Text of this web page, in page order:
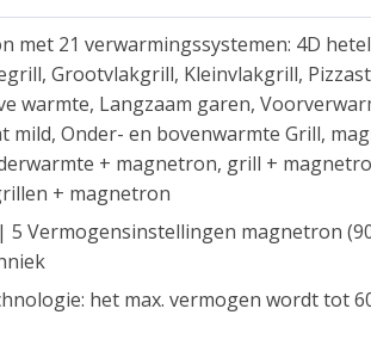
met 21 verwarmingssystemen: 4D
Grootvlakgrill, Kleinvlakgrill,
warmte, Langzaam garen,
mild, Onder- en bovenwarmte Grill,
+ magnetron, grill +
+ magnetron
5 Vermogensinstellingen magnetron
het max. vermogen wordt tot